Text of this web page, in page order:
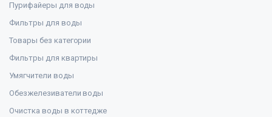
Пурифайеры для воды
Фильтры для воды
Товары без категории
Фильтры для квартиры
Умягчители воды
Обезжелезиватели воды
Очистка воды в коттедже